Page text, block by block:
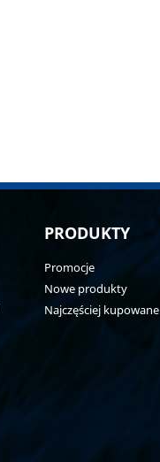
PRODUKTY
Promocje
Nowe produkty
Najczęściej kupowane